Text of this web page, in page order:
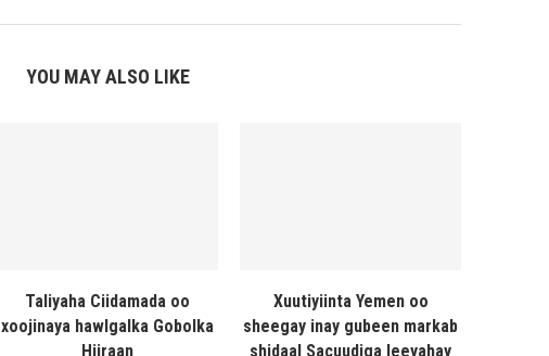
YOU MAY ALSO LIKE
Taliyaha Ciidamada oo
xoojinaya hawlgalka Gobolka
Hiiraan
Xuutiyiinta Yemen oo
sheegay inay gubeen markab
shidaal Sacuudiga leeyahay